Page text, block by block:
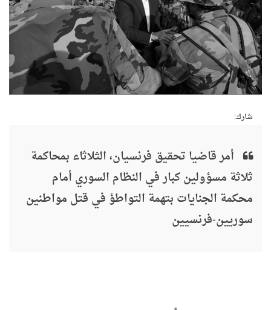
شارك:
أمر قاضيا تحقيق فرنسيان، الثلاثاء بمحاكمة
ثلاثة مسؤولين كبار في النظام السوري أمام
محكمة الجنايات بتهمة التواطؤ في قتل مواطنين
سوريين-فرنسيين